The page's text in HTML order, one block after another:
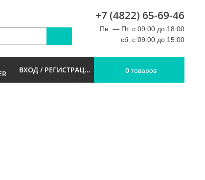
+7 (4822) 65-69-46
Пн. — Пт. с 09:00 до 18:00
сб. с 09:00 до 15:00
ВХОД / РЕГИСТРАЦИЯ 0 товаров